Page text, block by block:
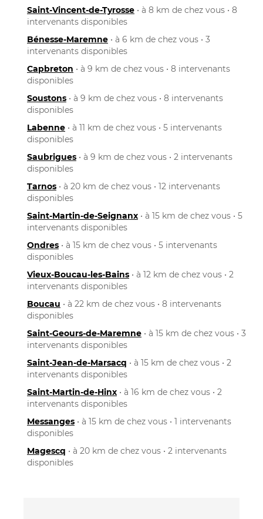
Saint-Vincent-de-Tyrosse • à 8 km de chez vous • 8
intervenants disponibles
Bénesse-Maremne • à 6 km de chez vous • 3
intervenants disponibles
Capbreton • à 9 km de chez vous • 8 intervenants
disponibles
Soustons • à 9 km de chez vous • 8 intervenants
disponibles
Labenne • à 11 km de chez vous • 5 intervenants
disponibles
Saubrigues • à 9 km de chez vous • 2 intervenants
disponibles
Tarnos • à 20 km de chez vous • 12 intervenants
disponibles
Saint-Martin-de-Seignanx • à 15 km de chez vous • 5
intervenants disponibles
Ondres • à 15 km de chez vous • 5 intervenants
disponibles
Vieux-Boucau-les-Bains • à 12 km de chez vous • 2
intervenants disponibles
Boucau • à 22 km de chez vous • 8 intervenants
disponibles
Saint-Geours-de-Maremne • à 15 km de chez vous • 3
intervenants disponibles
Saint-Jean-de-Marsacq • à 15 km de chez vous • 2
intervenants disponibles
Saint-Martin-de-Hinx • à 16 km de chez vous • 2
intervenants disponibles
Messanges • à 15 km de chez vous • 1 intervenants
disponibles
Magescq • à 20 km de chez vous • 2 intervenants
disponibles